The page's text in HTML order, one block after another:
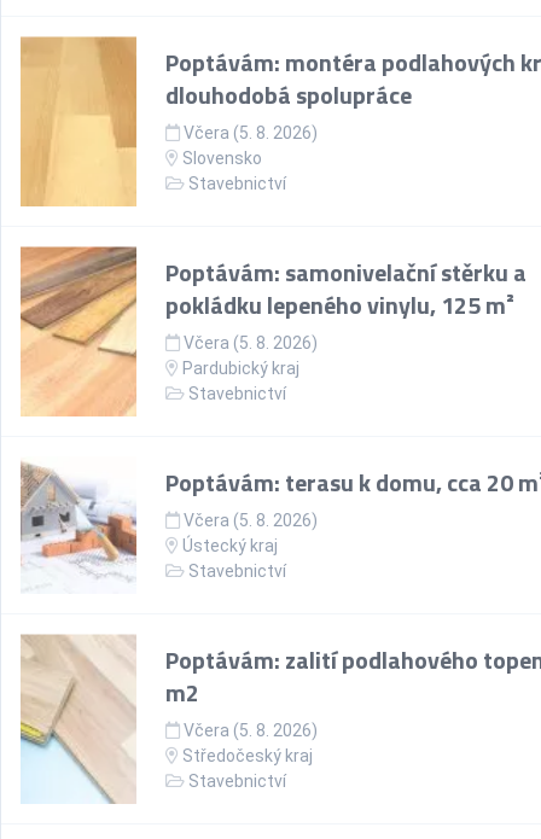
Poptávám: montéra podlahových
dlouhodobá spolupráce
Včera (5. 8. 2026)
Slovensko
Stavebnictví
Poptávám: samonivelační stěrku a
pokládku lepeného vinylu, 125 m²
Včera (5. 8. 2026)
Pardubický kraj
Stavebnictví
Poptávám: terasu k domu, cca 20
Včera (5. 8. 2026)
Ústecký kraj
Stavebnictví
Poptávám: zalití podlahového
m2
Včera (5. 8. 2026)
Středočeský kraj
Stavebnictví